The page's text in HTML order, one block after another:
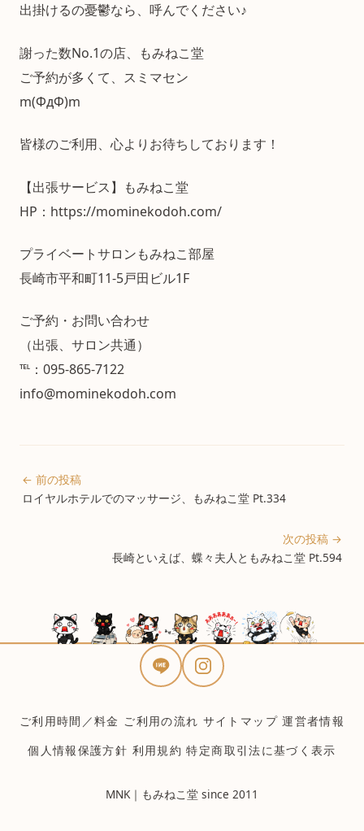
出掛けるの憂鬱なら、呼んでください♪
謝った数No.1の店、もみねこ堂
ご予約が多くて、スミマセン
m(ΦдΦ)m
皆様のご利用、心よりお待ちしております！
【出張サービス】もみねこ堂
HP：https://mominekodoh.com/
プライベートサロンもみねこ部屋
長崎市平和町11-5戸田ビル1F
ご予約・お問い合わせ
（出張、サロン共通）
℡：095-865-7122
info@mominekodoh.com
← 前の投稿
ロイヤルホテルでのマッサージ、もみねこ堂 Pt.334
次の投稿 →
長崎といえば、蝶々夫人ともみねこ堂 Pt.594
ご利用時間／料金 ご利用の流れ サイトマップ 運営者情報
個人情報保護方針 利用規約 特定商取引法に基づく表示
MNK｜もみねこ堂 since 2011